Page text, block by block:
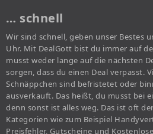
… schnell
Wir sind schnell, geben unser Bestes
Uhr. Mit DealGott bist du immer auf
musst weder lange auf die nächsten
sorgen, dass du einen Deal verpasst.
Schnäppchen sind befristetet oder
ausverkauft. Das heißt, du musst bei
denn sonst ist alles weg. Das ist oft
Kategorien wie zum Beispiel
Preisfehler, Gutscheine und